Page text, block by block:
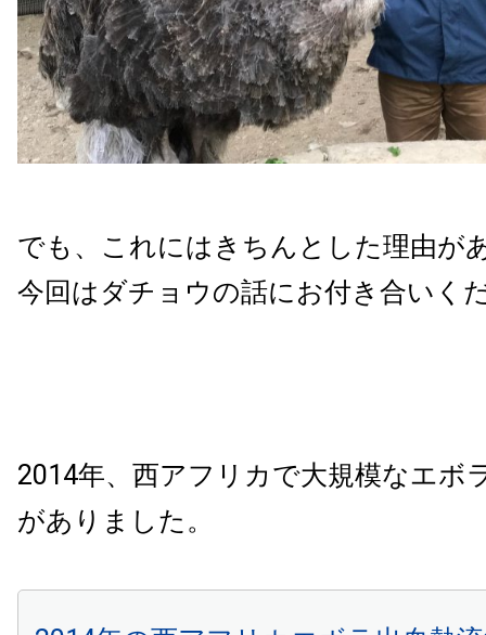
でも、これにはきちんとした理由が
今回はダチョウの話にお付き合いく
2014年、西アフリカで大規模なエボ
がありました。